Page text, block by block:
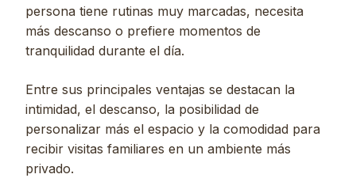
persona tiene rutinas muy marcadas, necesita
más descanso o prefiere momentos de
tranquilidad durante el día.
Entre sus principales ventajas se destacan la
intimidad, el descanso, la posibilidad de
personalizar más el espacio y la comodidad para
recibir visitas familiares en un ambiente más
privado.